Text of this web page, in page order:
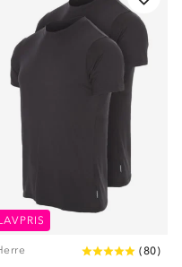
(80)